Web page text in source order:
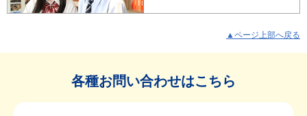
▲ページ上部へ戻る
各種お問い合わせはこちら